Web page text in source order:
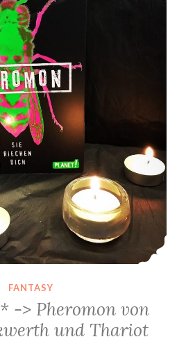
FANTASY
-> Pheromon von
und Thariot